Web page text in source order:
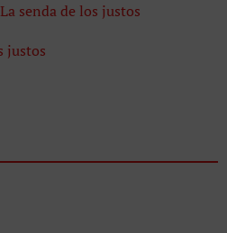
La senda de los justos
justos